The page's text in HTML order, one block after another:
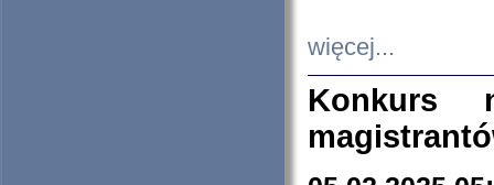
więcej...
Konkurs